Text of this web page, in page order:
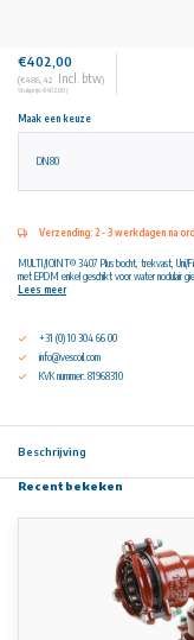
€402,00
(€486,42 Incl. btw)
Stukprijs: €402,00 /
Maak een keuze
DN80
Verzending: 2 - 3 werkdagen na
MULTI/JOINT® 3407 Plus bocht, trekvast, Uni/
met EPDM enkel geschikt voor water nodulair
Lees meer
+31 (0) 10 304 66 00
info@vescoil.com
KVK nummer: 81968310
Beschrijving
Recent bekeken